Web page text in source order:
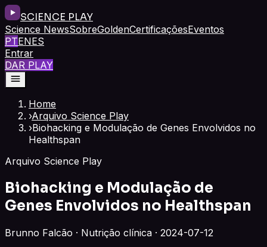
SCIENCE PLAY
Science NewsSobreGoldenCertificaçõesEventos
PTENES
Entrar
DAR PLAY
Home
›Arquivo Science Play
›Biohacking e Modulação de Genes Envolvidos no
Healthspan
Arquivo Science Play
Biohacking e Modulação de
Genes Envolvidos no Healthspan
Brunno Falcão · Nutrição clínica · 2024-07-12